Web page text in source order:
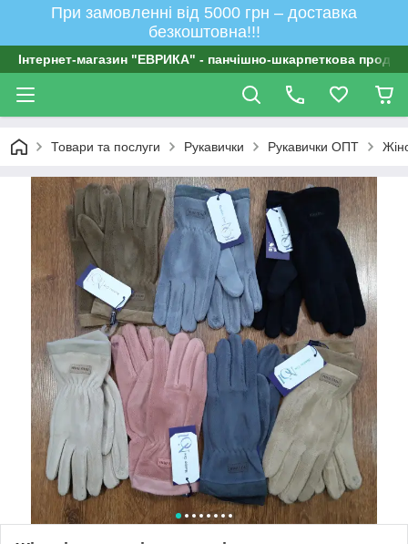
При замовленні від 5000 грн – доставка
безкоштовна!!!
Інтернет-магазин "ЕВРИКА" - панчішно-шкарпеткова
Товари та послуги Рукавички Рукавички ОПТ